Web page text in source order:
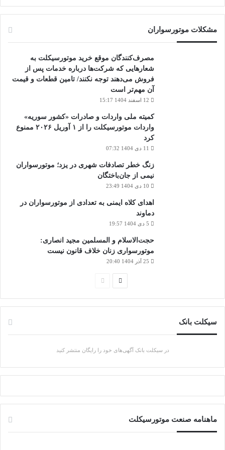
مشکلات موتورسواران
مصرف‌کنندگان موقع خرید موتورسیکلت به
شعارهایی که شرکت‌ها درباره خدمات پس از
فروش می‌دهند توجه نکنند/ تامین قطعات و قیمت
آن مهم‌تر است
12 اسفند 1404 15:17
کمیته ملی واردات و صادرات «کشور سوریه»
واردات موتورسیکلت را از ۱ آوریل ۲۰۲۶ ممنوع
کرد
11 دی 1404 07:32
زنگ خطر تصادفات شهری در یزد؛ موتورسواران
نیمی از جان‌باختگان
10 دی 1404 23:49
اهدای کلاه ایمنی به تعدادی از موتورسواران در
دماوند
5 دی 1404 19:57
حجت‌الاسلام و المسلمین مجید انصاری:
موتورسواری زنان خلاف قانون نیست
25 آذر 1404 20:40
صفحه
سیکلت بانک
در سیکلت بانک آگهی‌های خود را رایگان منتشر کنید
ماهنامه صنعت موتورسیکلت